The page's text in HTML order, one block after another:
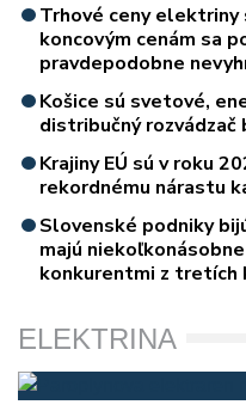
Trhové ceny elektriny
koncovým cenám sa
pravdepodobne
Košice sú svetové,
distribučný
Krajiny EÚ sú v roku
rekordnému nárastu
Slovenské podniky
majú
konkurentmi z tretích
ELEKTRINA